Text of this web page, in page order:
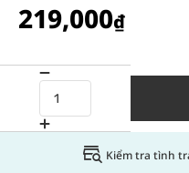
219,000₫
Kiểm tra tình